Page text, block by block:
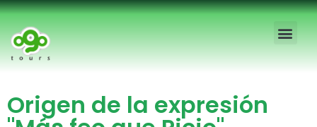
Origen de la expresión